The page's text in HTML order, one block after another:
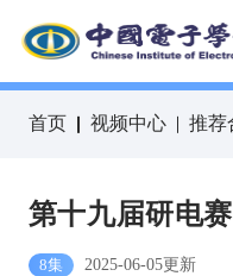
首页 视频中心 推荐
第十九届研电赛
8集 2025-06-05更新